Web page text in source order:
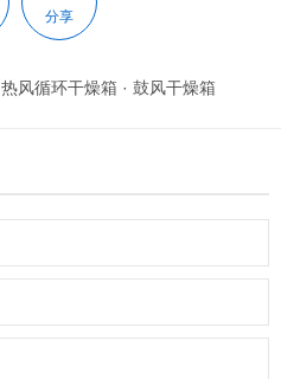
分享
热风循环干燥箱 · 鼓风干燥箱